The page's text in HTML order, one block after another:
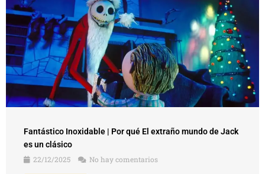
Fantástico Inoxidable | Por qué El extraño mundo de Jack
es un clásico
22/12/2025
No hay comentarios